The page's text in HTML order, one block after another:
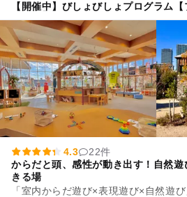
【開催中】びしょびしょプログラム
4.3
22件
からだと頭、感性が動き出す！自然
きる場
「室内からだ遊び×表現遊び×自然遊